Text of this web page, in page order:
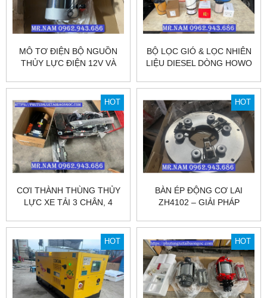
MÔ TƠ ĐIỆN BỘ NGUỒN
THỦY LỰC ĐIỆN 12V VÀ
NHÂT THỊ TRƯỜNG
BỘ LỌC GIÓ & LỌC NHIÊN
LIỆU DIESEL DÒNG HOWO
GÒN.
HOT
CƠI THÀNH THÙNG THỦY
LỰC XE TẢI 3 CHÂN, 4
PHÁP TĂNG TẢI CHO XE.
HOT
BÀN ÉP ĐỘNG CƠ LAI
ZH4102 – GIẢI PHÁP
CHO MOOC XI MĂNG RỜI
SẴN TẠI HÀ NỘI VÀ SÀI
GÒN.
HOT HOT